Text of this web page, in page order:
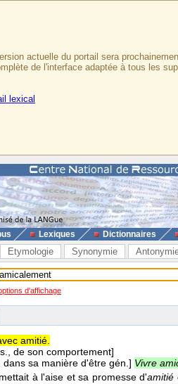
actuelle du portail sera
de l'interface adaptée à tous les
lexical
Lexiques Dictionnaires
Etymologie Synonymie
d'affichage
amitié.
de son comportement]
sa manière d'être gén.] Vivre
à l'aise et sa promesse d'amitié